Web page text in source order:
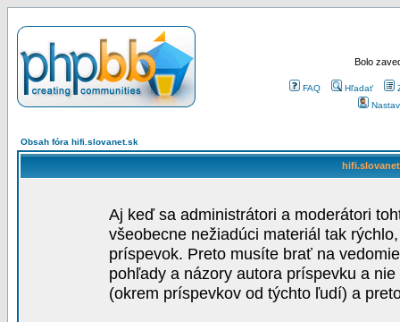
Bolo
FAQ Hľadať
Obsah fóra hifi.slovanet.sk
Aj keď sa administrátori a moderátori
všeobecne nežiadúci materiál tak
príspevok. Preto musíte brať na
pohľady a názory autora príspevku a
(okrem príspevkov od týchto ľudí) a